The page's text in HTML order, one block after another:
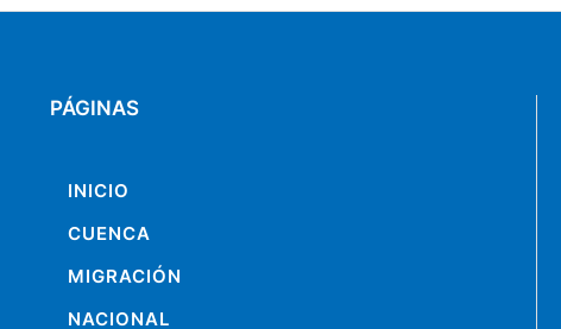
PÁGINAS
INICIO
CUENCA
MIGRACIÓN
NACIONAL